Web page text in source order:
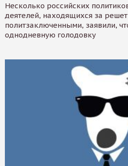
Несколько российских
деятелей, находящихся за
политзаключенными, заявили,
однодневную голодовку